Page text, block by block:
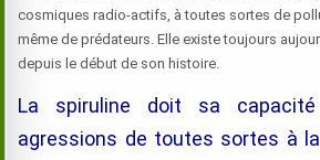
cosmiques radio-actifs, à toutes sortes de
même de prédateurs. Elle existe toujours
depuis le début de son histoire.
La spiruline doit sa
agressions de toutes sortes à